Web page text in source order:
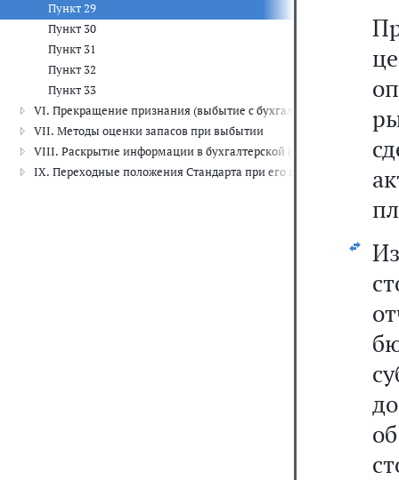
Пункт 29
Пункт 30
Пункт 31
Пункт 32
Пункт 33
VI. Прекращение признания (выбытие с бухгалтерского учета)
VII. Методы оценки запасов при выбытии
VIII. Раскрытие информации в бухгалтерской (финансовой)
IX. Переходные положения Стандарта при его первом